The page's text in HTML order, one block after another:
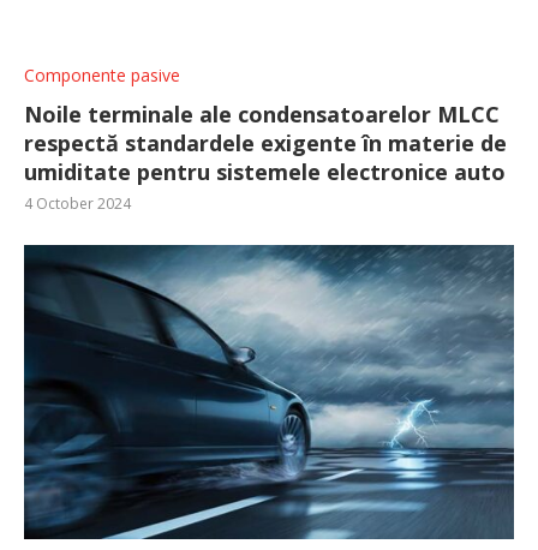
Componente pasive
Noile terminale ale condensatoarelor MLCC
respectă standardele exigente în materie de
umiditate pentru sistemele electronice auto
4 October 2024